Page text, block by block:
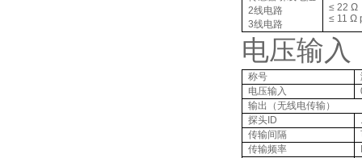
2线电路
3线电路
≤ 22 Ω
≤ 11 Ω
电压输入
称号
电压输入
输出（无线电传输）
探头 ID
传输间隔
传输频率